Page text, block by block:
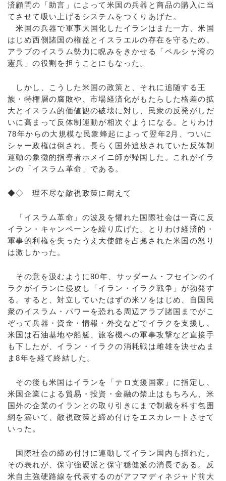
済顧問の「助言」によって米国の兵器と商品の購入に当
てさせて吸い上げるシステムをつくりあげた。
米国の兵器で軍事大国化したイランはまた一方、米国
はじめ西側諸国の権益とイスラエルの存在を守るため、
アラブのイスラム勢力に睨みをきかせる「ペルシャ湾の
憲兵」の役割を担うことにもなった。
しかし、こうした米国の政策と、それに追随する王
族・特権層の腐敗や、市場経済化がもたらした格差の拡
大とイスラム的価値観の破壊に対し、民衆の反発がしだ
いに高まって反体制運動が相次ぐようになる。とりわけ
78年からの大規模な民衆蜂起によって翌年2月、ついに
シャー政権は倒され、長らく国外追放されていた反体制
運動の象徴的指導者ホメイニ師が帰国した。これがイラ
ンの「イスラム革命」である。
◆◇ 理不尽な敵視政策に耐えて
「イスラム革命」の波及を懼れた国際社会は一斉に反
イラン・キャンペーンを繰り広げた。とりわけ経済的・
軍事的利権を失ったうえ大使館を占拠された米国の怒り
は激しかった。
その意を汲むように80年、サッダーム・フセインのイ
ラクがイランに侵攻し「イラン・イラク戦争」が勃発す
る。すると、対立していたはずの米ソをはじめ、自国民
衆のイスラム・パワーを恐れる周辺アラブ諸国までがこ
ぞって兵器・資金・情報・外交などでイラクを支援し、
米国は石油基地や船艇、旅客機への軍事攻撃など直接手
も下したが、イラン・イラクの消耗戦は雌雄を決せぬま
ま8年を経て終結した。
その後も米国はイランを「テロ支援国家」に指定し、
米国企業による貿易・投資・金融の禁止はもちろん、米
国外の企業のイランとの取り引きにまで制裁を科す包囲
網を築いて、敵視政策と締め付けをエスカレートさせて
いった。
国際社会の締め付けに連動してイラン国内も揺れた。
その表れが、保守強硬派と保守穏健派の消長である。反
米自主強硬路線を代表するのがアフマディネジャド前大